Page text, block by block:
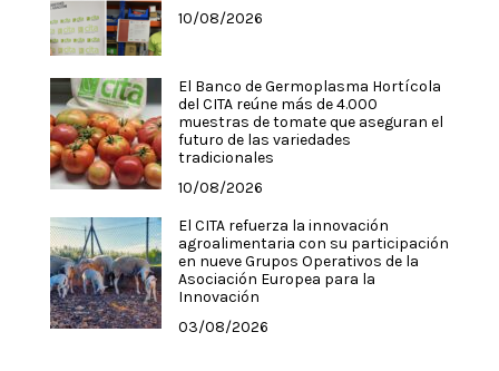
10/08/2026
El Banco de Germoplasma Hortícola
del CITA reúne más de 4.000
muestras de tomate que aseguran el
futuro de las variedades
tradicionales
10/08/2026
El CITA refuerza la innovación
agroalimentaria con su participación
en nueve Grupos Operativos de la
Asociación Europea para la
Innovación
03/08/2026